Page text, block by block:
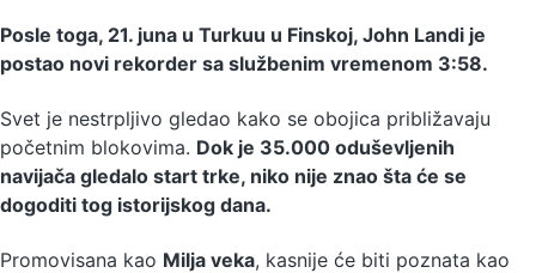
Posle toga, 21. juna u Turkuu u Finskoj, John Landi je
postao novi rekorder sa službenim vremenom 3:58.
Svet je nestrpljivo gledao kako se obojica približavaju
početnim blokovima. Dok je 35.000 oduševljenih
navijača gledalo start trke, niko nije znao šta će se
dogoditi tog istorijskog dana.
Promovisana kao Milja veka, kasnije će biti poznata kao